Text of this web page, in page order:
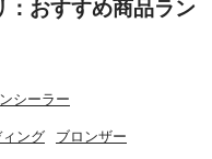
おすすめ商品ラン
シーラー
ング ブロンザー